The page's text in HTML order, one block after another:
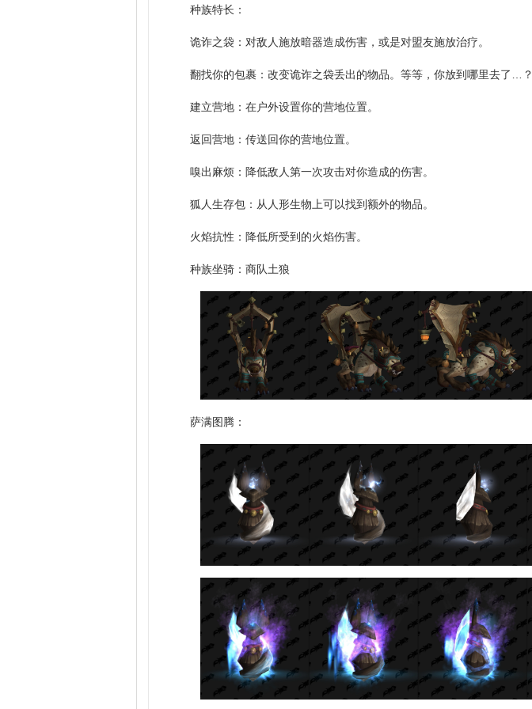
种族特长：
诡诈之袋：对敌人施放暗器造成伤害，或是对盟友施放治疗。
翻找你的包裹：改变诡诈之袋丢出的物品。等等，你放到哪里去了…？
建立营地：在户外设置你的营地位置。
返回营地：传送回你的营地位置。
嗅出麻烦：降低敌人第一次攻击对你造成的伤害。
狐人生存包：从人形生物上可以找到额外的物品。
火焰抗性：降低所受到的火焰伤害。
种族坐骑：商队土狼
萨满图腾：